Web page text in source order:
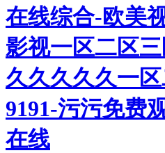
在线综合-欧美
影视一区二区
久久久久久一
9191-污污免费
在线